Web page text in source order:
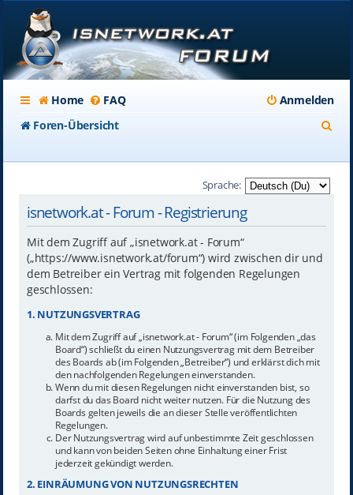
Home FAQ
Anmelden
Foren-Übersicht
Sprache:
isnetwork.at - Forum - Registrierung
Mit dem Zugriff auf „isnetwork.at - Forum“
(„https://www.isnetwork.at/forum“) wird zwischen dir und
dem Betreiber ein Vertrag mit folgenden Regelungen
geschlossen:
1. NUTZUNGSVERTRAG
Mit dem Zugriff auf „isnetwork.at - Forum“ (im Folgenden „das
Board“) schließt du einen Nutzungsvertrag mit dem Betreiber
des Boards ab (im Folgenden „Betreiber“) und erklärst dich mit
den nachfolgenden Regelungen einverstanden.
Wenn du mit diesen Regelungen nicht einverstanden bist, so
darfst du das Board nicht weiter nutzen. Für die Nutzung des
Boards gelten jeweils die an dieser Stelle veröffentlichten
Regelungen.
Der Nutzungsvertrag wird auf unbestimmte Zeit geschlossen
und kann von beiden Seiten ohne Einhaltung einer Frist
jederzeit gekündigt werden.
2. EINRÄUMUNG VON NUTZUNGSRECHTEN